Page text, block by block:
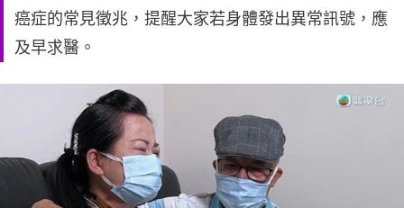
癌症的常見徵兆，提醒大家若身體發出異常訊號，應
及早求醫。